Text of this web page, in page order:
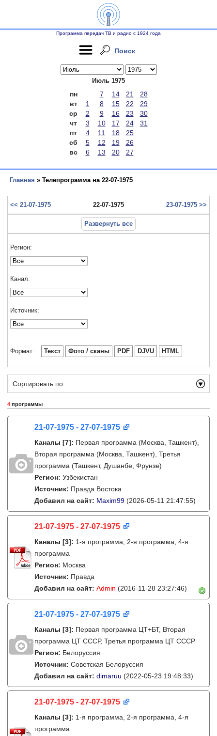
Программа передач ТВ и радио с 1924 года
Поиск
Июль 1975
пн 7 14 21
28
вт
1 8 15 22
29
ср
2 9 16 23
30
чт
3 10 17 24
31
пт
4 11 18
25
сб
5 12 19
26
вс
6 13 20 27
Главная » Телепрограмма на 22-07-1975
<< 21-07-1975 22-07-1975 23-07-1975 >>
Развернуть все
Регион:
Канал:
Источник:
Формат: Текст Фото / сканы PDF DJVU HTML
Сортировать по:
4 программы
21-07-1975 - 27-07-1975
Каналы [7]: Первая программа (Москва, Ташкент),
Вторая программа (Москва, Ташкент), Третья
программа (Ташкент, Душанбе, Фрунзе)
Регион: Узбекистан
Источник: Правда Востока
Добавил на сайт: Maxim99 (2026-05-11 21:47:55)
21-07-1975 - 27-07-1975
Каналы [3]: 1-я программа, 2-я программа, 4-я
программа
Регион: Москва
Источник: Правда
Добавил на сайт: Admin (2016-11-28 23:27:46)
21-07-1975 - 27-07-1975
Каналы [3]: Первая программа ЦТ+БТ, Вторая
программа ЦТ ССCР, Третья программа ЦТ ССCР
Регион: Белоруссия
Источник: Советская Белоруссия
Добавил на сайт: dimaruu (2022-05-23 19:48:33)
21-07-1975 - 27-07-1975
Каналы [3]: 1-я программа, 2-я программа, 4-я
программа